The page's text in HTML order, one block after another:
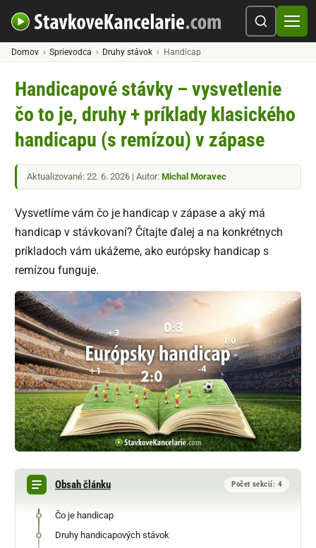
Domov Sprievodca Druhy stávok Handicap
Handicapové stávky – vysvetlenie
čo to je, druhy + príklady klasického
handicapu (s remízou) v zápase
Aktualizované: 22. 6. 2026 | Autor: Michal Moravec
Vysvetlíme vám čo je handicap v zápase a aký má
handicap v stávkovaní? Čítajte ďalej a na konkrétnych
príkladoch vám ukážeme, ako európsky handicap s
remízou funguje.
Obsah článku Počet sekcií: 4
Čo je handicap
Druhy handicapových stávok